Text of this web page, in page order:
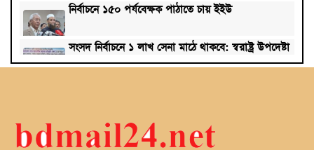
নির্বাচনে ১৫০ পর্যবেক্ষক পাঠাতে চায় ইইউ
সংসদ নির্বাচনে ১ লাখ সেনা মাঠে থাকবে: স্বরাষ্ট্র উপদেষ্টা
১৮ নভেম্বর ভোটারদের চূড়ান্ত তালিকা প্রকাশ করবে ইসি